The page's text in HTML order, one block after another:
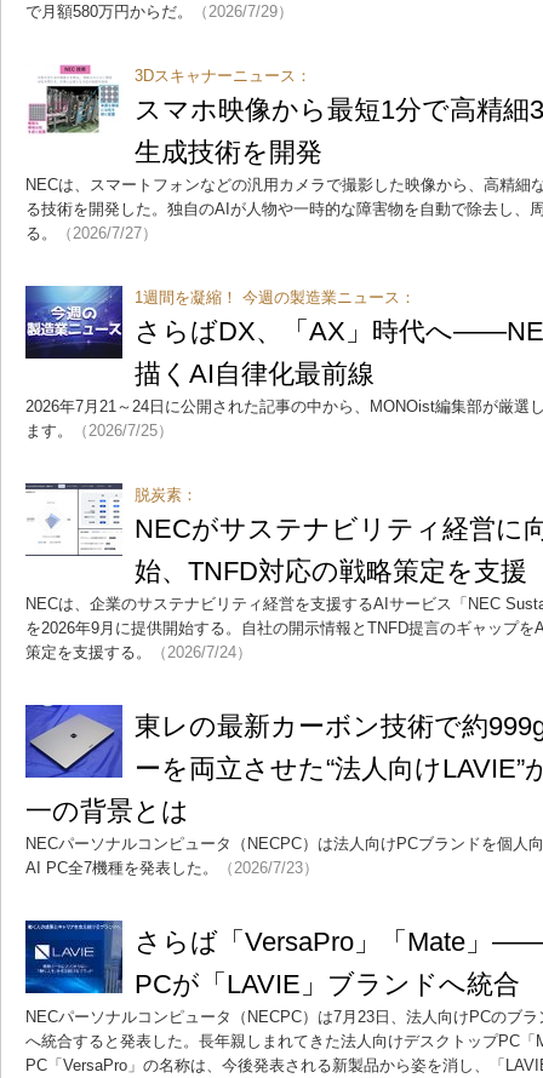
で月額580万円からだ。
（2026/7/29）
3Dスキャナーニュース：
スマホ映像から最短1分で高精細
生成技術を開発
NECは、スマートフォンなどの汎用カメラで撮影した映像から、高精細
る技術を開発した。独自のAIが人物や一時的な障害物を自動で除去し、
る。
（2026/7/27）
1週間を凝縮！ 今週の製造業ニュース：
さらばDX、「AX」時代へ
描くAI自律化最前線
2026年7月21～24日に公開された記事の中から、MONOist編集部が厳選
ます。
（2026/7/25）
脱炭素：
NECがサステナビリティ経営に
始、TNFD対応の戦略策定を支援
NECは、企業のサステナビリティ経営を支援するAIサービス「NEC
を2026年9月に提供開始する。自社の開示情報とTNFD提言のギャップ
策定を支援する。
（2026/7/24）
東レの最新カーボン技術で約
ーを両立させた“法人向け
一の背景とは
NECパーソナルコンピュータ（NECPC）は法人向けPCブランドを個人
AI PC全7機種を発表した。
（2026/7/23）
さらば「VersaPro」「Mate」
PCが「LAVIE」ブランドへ統合
NECパーソナルコンピュータ（NECPC）は7月23日、法人向けPCのブ
へ統合すると発表した。長年親しまれてきた法人向けデスクトップPC「
PC「VersaPro」の名称は、今後発表される新製品から姿を消し、「